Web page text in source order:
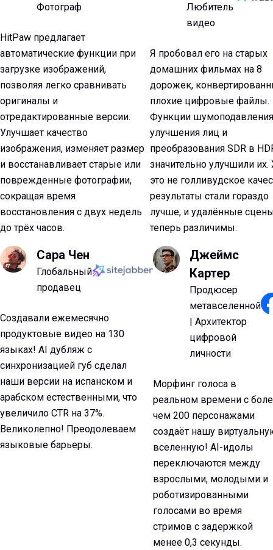
Фотограф
HitPaw предлагает
автоматические функции при
загрузке изображений,
позволяя легко сравнивать
оригиналы и
отредактированные версии.
Улучшает качество
изображения, изменяет размер
и восстанавливает старые или
поврежденные фотографии,
сокращая время
восстановления с двух недель
до трёх часов.
Любитель
видео
Я пробовал его на старых
домашних фильмах на 8
дорожек,
плохие цифровые файлы.
Функции
улучшения лиц и
преобразования SDR в
значительно улучшили их.
это не голливудское
результаты стали гораздо
лучше, и удалённые
теперь различимы.
Сара Чен
Глобальный
продавец
Создавали ежемесячно
продуктовые видео на 130
языках! AI дубляж с
синхронизацией губ сделал
наши версии на испанском и
арабском естественными, что
увеличило CTR на 37%.
Великолепно! Преодолеваем
языковые барьеры.
Джеймс
Картер
Продюсер
метавселенной
| Архитектор
цифровой
личности
Морфинг голоса в
реальном времени с
чем 200 персонажами
создаёт нашу
вселенную! AI-идолы
переключаются между
взрослыми, молодыми и
роботизированными
голосами во время
стримов с задержкой
менее 0,3 секунды.